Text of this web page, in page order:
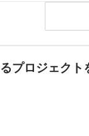
プロジェクト